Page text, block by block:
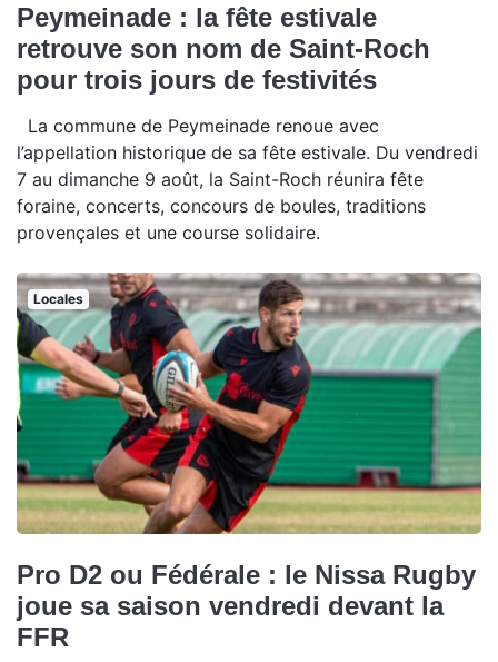
Peymeinade : la fête estivale
retrouve son nom de Saint-Roch
pour trois jours de festivités
La commune de Peymeinade renoue avec
l’appellation historique de sa fête estivale. Du vendredi
7 au dimanche 9 août, la Saint-Roch réunira fête
foraine, concerts, concours de boules, traditions
provençales et une course solidaire.
Locales
Pro D2 ou Fédérale : le Nissa Rugby
joue sa saison vendredi devant la
FFR